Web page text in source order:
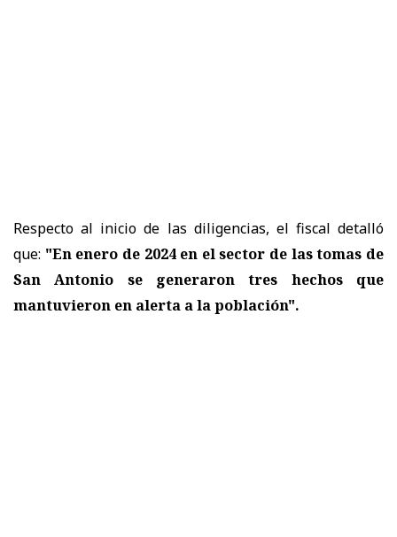
Respecto al inicio de las diligencias, el fiscal detalló
que: "En enero de 2024 en el sector de las tomas de
San Antonio se generaron tres hechos que
mantuvieron en alerta a la población".